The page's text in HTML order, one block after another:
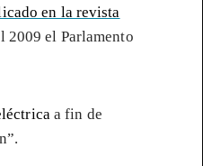
en la revista
2009 el Parlamento
a fin de